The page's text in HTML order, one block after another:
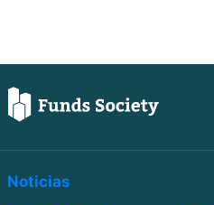
Noticias